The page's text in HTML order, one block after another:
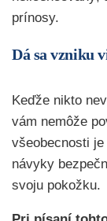
prínosy.
Dá sa vzniku
Keďže nikto
vám nemôže
všeobecnosti
návyky
svoju pokožku.